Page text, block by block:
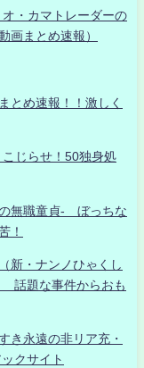
・カマトレーダーの
まとめ速報）
とめ速報！！激しく
じらせ！50独身処
無職童貞- ぼっちな
！
新・ナンノひゃくし
話題な事件からおも
き永遠の非リア充・
クサイト